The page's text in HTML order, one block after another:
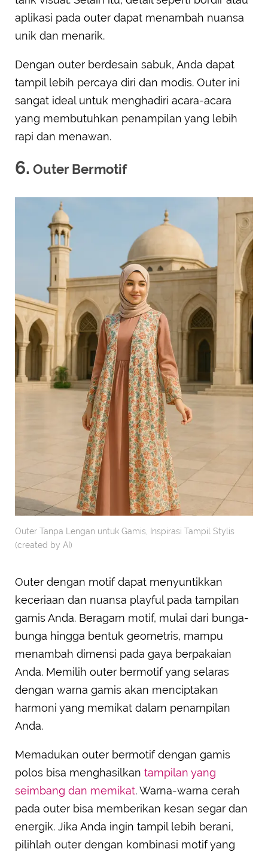
aplikasi pada outer dapat menambah nuansa
unik dan menarik.
Dengan outer berdesain sabuk, Anda dapat
tampil lebih percaya diri dan modis. Outer ini
sangat ideal untuk menghadiri acara-acara
yang membutuhkan penampilan yang lebih
rapi dan menawan.
6. Outer Bermotif
Outer Tanpa Lengan untuk Gamis, Inspirasi Tampil Stylis
(created by AI)
Outer dengan motif dapat menyuntikkan
keceriaan dan nuansa playful pada tampilan
gamis Anda. Beragam motif, mulai dari bunga-
bunga hingga bentuk geometris, mampu
menambah dimensi pada gaya berpakaian
Anda. Memilih outer bermotif yang selaras
dengan warna gamis akan menciptakan
harmoni yang memikat dalam penampilan
Anda.
Memadukan outer bermotif dengan gamis
polos bisa menghasilkan tampilan yang
seimbang dan memikat. Warna-warna cerah
pada outer bisa memberikan kesan segar dan
energik. Jika Anda ingin tampil lebih berani,
pilihlah outer dengan kombinasi motif yang